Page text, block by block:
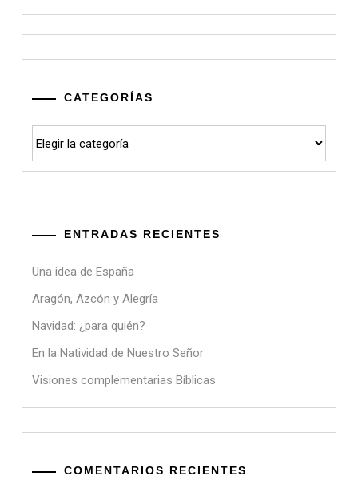
CATEGORÍAS
ENTRADAS RECIENTES
Una idea de España
Aragón, Azcón y Alegría
Navidad: ¿para quién?
En la Natividad de Nuestro Señor
Visiones complementarias Bíblicas
COMENTARIOS RECIENTES